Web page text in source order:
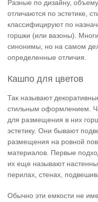
Разные по дизайну,
отличаются по эстетике,
классифицируют по
горшки (или вазоны).
синонимы, но на самом
определенные отличия.
Кашпо для цветов
Так называют
стильным оформлением.
для размещения в них
эстетику. Они бывают
размещения на ровной
материалов. Первые
их еще называют
перилах, стенах,
Обычно эти емкости не